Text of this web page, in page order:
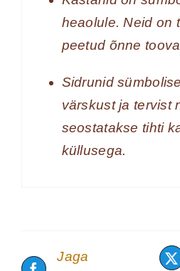
heaolule. Neid on
peetud õnne
Sidrunid
värskust ja tervist
seostatakse tihti
küllusega.
Jaga